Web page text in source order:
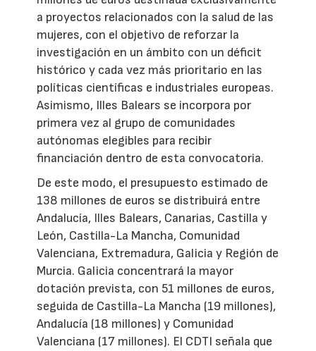
a proyectos relacionados con la salud de las
mujeres, con el objetivo de reforzar la
investigación en un ámbito con un déficit
histórico y cada vez más prioritario en las
políticas científicas e industriales europeas.
Asimismo, Illes Balears se incorpora por
primera vez al grupo de comunidades
autónomas elegibles para recibir
financiación dentro de esta convocatoria.
De este modo, el presupuesto estimado de
138 millones de euros se distribuirá entre
Andalucía, Illes Balears, Canarias, Castilla y
León, Castilla-La Mancha, Comunidad
Valenciana, Extremadura, Galicia y Región de
Murcia. Galicia concentrará la mayor
dotación prevista, con 51 millones de euros,
seguida de Castilla-La Mancha (19 millones),
Andalucía (18 millones) y Comunidad
Valenciana (17 millones). El CDTI señala que